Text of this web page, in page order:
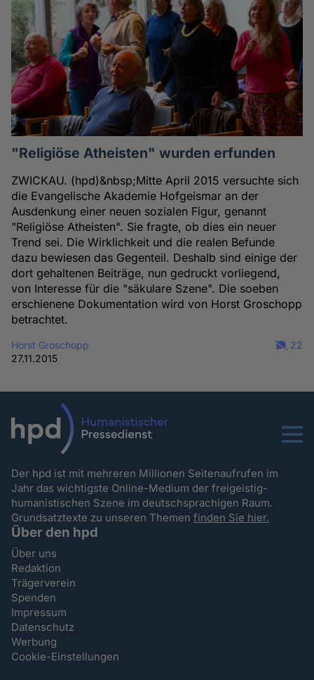
"Religiöse Atheisten" wurden erfunden
ZWICKAU. (hpd)&nbsp;Mitte April 2015 versuchte sich
die Evangelische Akademie Hofgeismar an der
Ausdenkung einer neuen sozialen Figur, genannt
"Religiöse Atheisten". Sie fragte, ob dies ein neuer
Trend sei. Die Wirklichkeit und die realen Befunde
dazu bewiesen das Gegenteil. Deshalb sind einige der
dort gehaltenen Beiträge, nun gedruckt vorliegend,
von Interesse für die "säkulare Szene". Die soeben
erschienene Dokumentation wird von Horst Groschopp
betrachtet.
Horst Groschopp
27.11.2015
22
Menu
Der hpd ist mit mehreren Millionen Seitenaufrufen im
Jahr das wichtigste Online-Medium der freigeistig-
humanistischen Szene im deutschsprachigen Raum.
Grundsatztexte zu unseren Themenfinden Sie hier.
Über den hpd
Über uns
Redaktion
Trägerverein
Spenden
Impressum
Datenschutz
Werbung
Cookie-Einstellungen